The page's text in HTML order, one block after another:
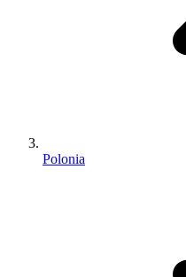
Polonia